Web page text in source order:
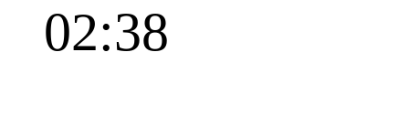
02:38